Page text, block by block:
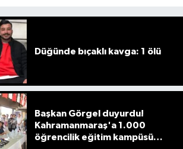
Düğünde bıçaklı kavga: 1 ölü
Başkan Görgel duyurdu!
Kahramanmaraş'a 1.000
öğrencilik eğitim kampüsü